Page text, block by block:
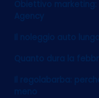
Obiettivo marketing:
Agency
Il noleggio auto
Quanto dura la
Il regolabarba:
meno